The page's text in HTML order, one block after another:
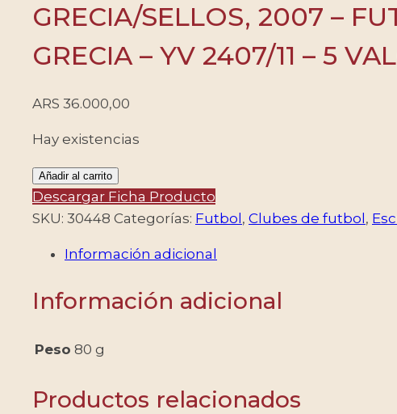
GRECIA/SELLOS, 2007 –
GRECIA – YV 2407/11 – 5
ARS 36.000,00
Hay existencias
GRECIA/SELLOS,
2007
-
DEPORTIVOS
EQUIPOS
GRECIA
Añadir al carrito
Descargar Ficha Producto
SKU: 30448 Categorías: Futbol, Clubes de futbol,
Información adicional
Información adicional
Peso 80 g
Productos relacionados